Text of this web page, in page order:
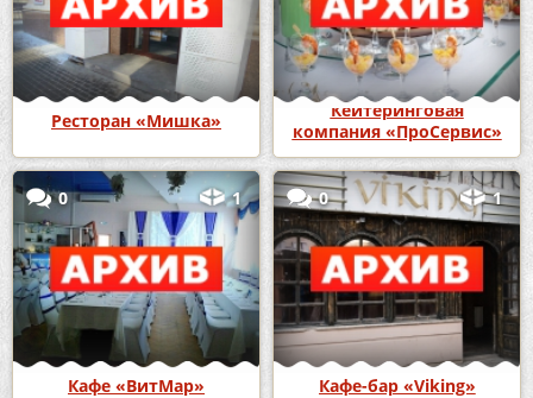
Ресторан «Мишка»
Кейтеринговая
компания «ПроСервис»
0 1
Кафе «ВитМар»
0 1
Кафе-бар «Viking»